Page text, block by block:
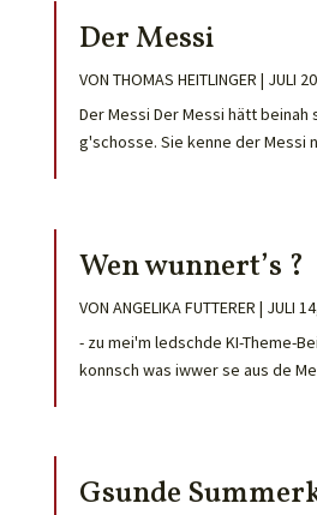
Der Messi
VON THOMAS HEITLINGER | JULI
Der Messi Der Messi hätt beinah
g'schosse. Sie kenne der Messi
Wen wunnert’s ?
VON ANGELIKA FUTTERER | JULI
- zu mei'm ledschde KI-Theme-
konnsch was iwwer se aus de
Gsunde